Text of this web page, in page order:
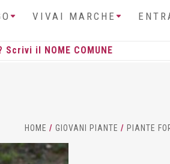
VIVAI MARCHE
HOME / GIOVANI PIANTE / PIANTE